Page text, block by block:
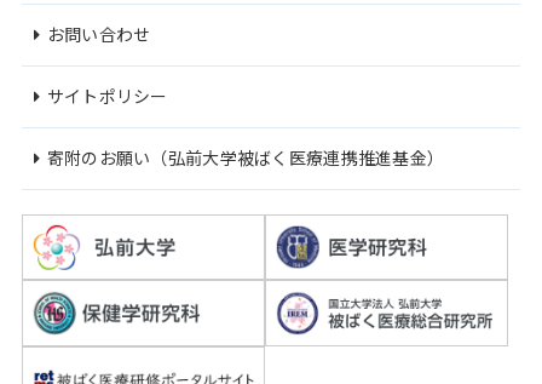
お問い合わせ
サイトポリシー
寄附のお願い（弘前大学被ばく医療連携推進基金）